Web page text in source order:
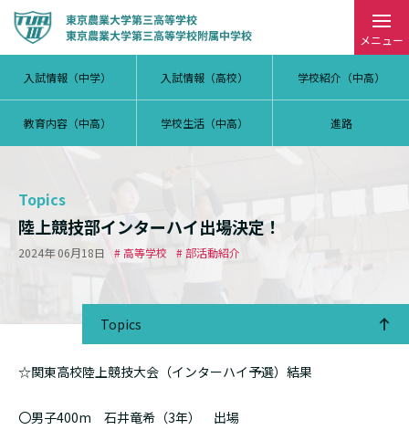
入試情報（中学） 入試情報（高校） 学校紹介（中高）
教育内容（中高） 学校生活（中高） 進路
メニュー
Topics
陸上競技部インターハイ出場決定！
2024年 06月18日 # 高等学校 # 部活動紹介
Topics
☆関東高校陸上競技大会（インターハイ予選）結果
〇男子400m 石井竜希（3年） 出場